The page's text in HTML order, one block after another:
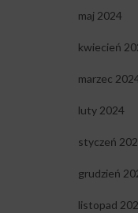
maj 2024
kwiecień
marzec
luty 2024
styczeń
grudzień
listopad